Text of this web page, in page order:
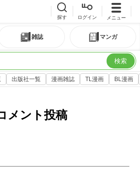
探す ログイン メニュー
雑誌 マンガ
検索
出版社一覧 漫画雑誌 TL漫画 BL漫画
メント投稿